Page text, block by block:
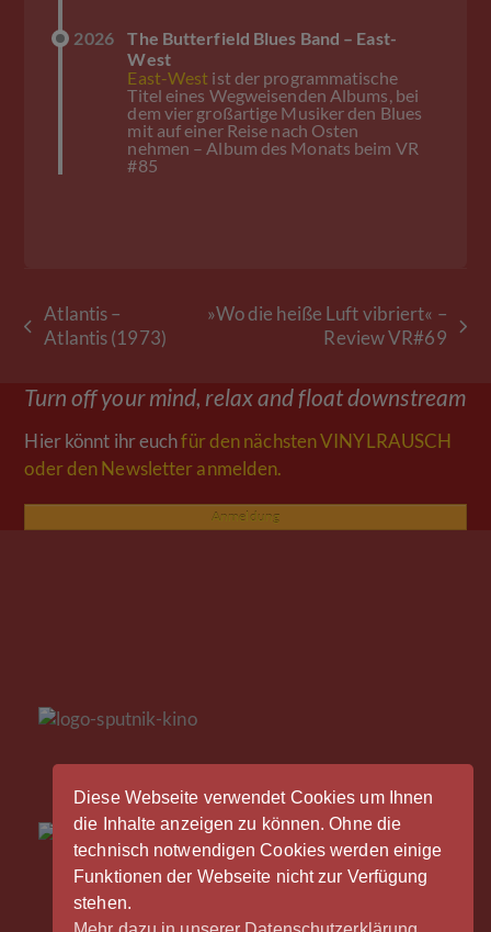
Diese Webseite verwendet Cookies um Ihnen
die Inhalte anzeigen zu können. Ohne die
technisch notwendigen Cookies werden einige
Funktionen der Webseite nicht zur Verfügung
stehen.
2026
The Butterfield Blues Band – East-
West
East-West ist der programmatische
Titel eines Wegweisenden Albums, bei
dem vier großartige Musiker den Blues
mit auf einer Reise nach Osten
nehmen – Album des Monats beim VR
#85
vorheriger
Atlantis –
Atlantis (1973)
»Wo die heiße Luft vibriert« –
Review VR#69
Turn off your mind, relax and float downstream
Hier könnt ihr euchfür den nächsten VINYLRAUSCH
oder den Newsletter anmelden.
Anmeldung